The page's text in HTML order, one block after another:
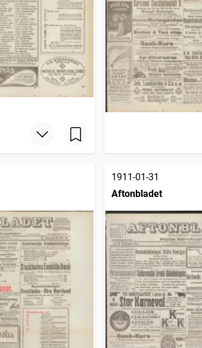
1911-01-31
Aftonbladet